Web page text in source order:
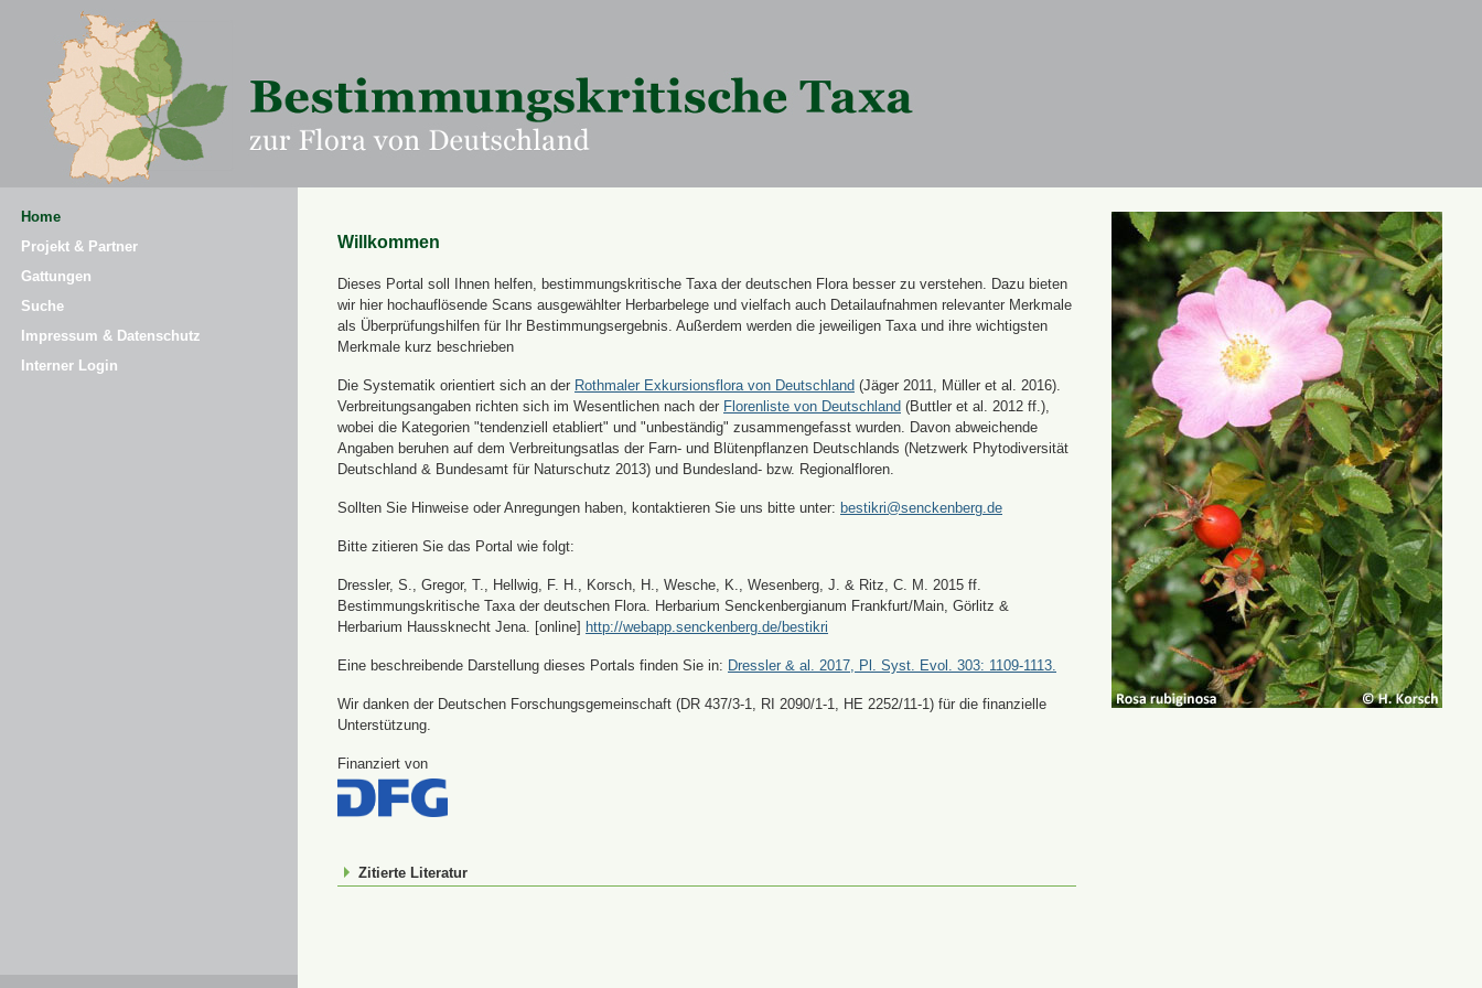
Home
Projekt & Partner
Gattungen
Suche
Impressum & Datenschutz
Interner Login
Willkommen
Dieses Portal soll Ihnen helfen, bestimmungskritische Taxa der deutschen Flora besser zu verstehen. Dazu bieten
wir hier hochauflösende Scans ausgewählter Herbarbelege und vielfach auch Detailaufnahmen relevanter Merkmale
als Überprüfungshilfen für Ihr Bestimmungsergebnis. Außerdem werden die jeweiligen Taxa und ihre wichtigsten
Merkmale kurz beschrieben
Die Systematik orientiert sich an der Rothmaler Exkursionsflora von Deutschland (Jäger 2011, Müller et al. 2016).
Verbreitungsangaben richten sich im Wesentlichen nach der Florenliste von Deutschland (Buttler et al. 2012 ff.),
wobei die Kategorien "tendenziell etabliert" und "unbeständig" zusammengefasst wurden. Davon abweichende
Angaben beruhen auf dem Verbreitungsatlas der Farn- und Blütenpflanzen Deutschlands (Netzwerk Phytodiversität
Deutschland & Bundesamt für Naturschutz 2013) und Bundesland- bzw. Regionalfloren.
Sollten Sie Hinweise oder Anregungen haben, kontaktieren Sie uns bitte unter: bestikri@senckenberg.de
Bitte zitieren Sie das Portal wie folgt:
Dressler, S., Gregor, T., Hellwig, F. H., Korsch, H., Wesche, K., Wesenberg, J. & Ritz, C. M. 2015 ff.
Bestimmungskritische Taxa der deutschen Flora. Herbarium Senckenbergianum Frankfurt/Main, Görlitz &
Herbarium Haussknecht Jena. [online] http://webapp.senckenberg.de/bestikri
Eine beschreibende Darstellung dieses Portals finden Sie in: Dressler & al. 2017, Pl. Syst. Evol. 303: 1109-1113.
Wir danken der Deutschen Forschungsgemeinschaft (DR 437/3-1, RI 2090/1-1, HE 2252/11-1) für die finanzielle
Unterstützung.
Finanziert von
Zitierte Literatur